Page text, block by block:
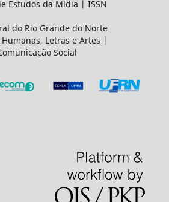
Estudos da Mídia | ISSN
do Rio Grande do Norte
Letras e Artes |
Social